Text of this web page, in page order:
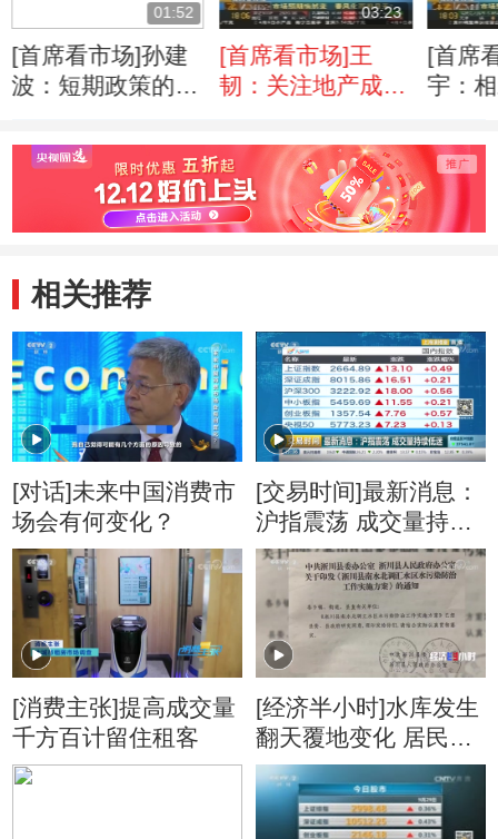
01:52
[首席看市场]孙建
波：短期政策的模
03:23
[首席看市场]王
韧：关注地产成交
[首席
宇：
相关推荐
[对话]未来中国消费市
场会有何变化？
[交易时间]最新消息：
沪指震荡 成交量持续
低迷
[消费主张]提高成交量
千方百计留住租客
[经济半小时]水库发生
翻天覆地变化 居民生
活也跟着发生变化